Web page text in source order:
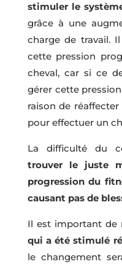
stimuler le
grâce à une
charge de travail.
cette pression
cheval, car si ce
gérer cette
raison de
pour effectuer un
La difficulté du
trouver le juste
progression du
causant pas de
Il est important
qui a été stimulé
le changement